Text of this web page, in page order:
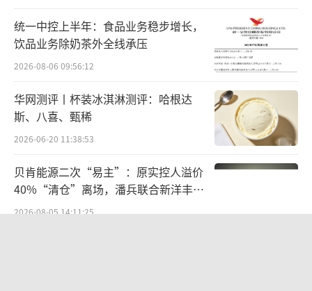
美年健康集团董事长俞熔表示，作为国民
健康筛查的领军企业，美年健康始终聚焦癌症
早筛早诊领域的技术落地与服务普及，已形成
覆盖全流程的健康管理产品矩阵。记者获悉，2
025年5月，美年健康与阿里巴巴达摩院在上海
签订战略合作仪式。双方将依托达摩院研发
慢性病等多种重要疾病筛查，此技术将于今年
在美年健康全国各分院正式投入使用，基于平
扫CT进行胰腺癌机遇性筛查，大幅提升了早期
统一中控上半年：食品业务稳步增长，
饮品业务除奶茶外全线承压
2026-08-06 09:56:12
华网测评丨杯装冰淇淋测评：哈根达
斯、八喜、甄稀
2026-06-20 11:38:53
贝肯能源二次“易主”：原实控人溢价
40%“清仓”离场，潘兵联合新洋丰、
宏科百世拟入主
2026-08-05 14:11:25